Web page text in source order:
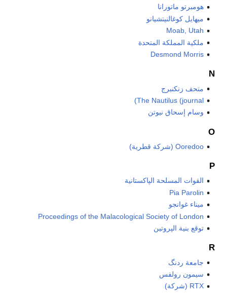
هومبرتو ماتورانا
ميهايل كوغالنيتشيانو
Moab, Utah
ملكية المملكة المتحدة
Desmond Morris
N
متحف زنكنبرج
The Nautilus (journal)
وسام إسحاق نيوتن
O
Ooredoo (شركة قطرية)
P
القوات المسلحة الپاكستانية
Pia Parolin
ميناء غوانجو
Proceedings of the Malacological Society of London
توقع بنية الپروتين
R
جامعة ردنگ
سيمون رولفس
RTX (شركة)